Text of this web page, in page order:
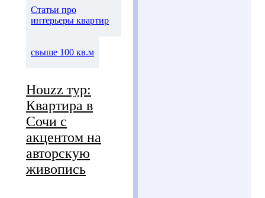
Статьи про
интерьеры квартир
свыше 100 кв.м
Houzz тур:
Квартира в
Сочи с
акцентом на
авторскую
живопись